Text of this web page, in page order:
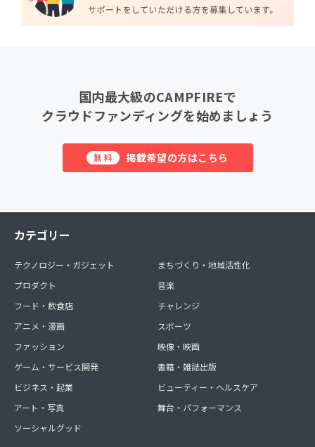
国内最大級のCAMPFIREで
クラウドファンディングを始めましょう
無料 掲載希望の方はこちら
カテゴリー
テクノロジー・ガジェット
プロダクト
フード・飲食店
アニメ・漫画
ファッション
ゲーム・サービス開発
ビジネス・起業
アート・写真
ソーシャルグッド
まちづくり・地域活性化
音楽
チャレンジ
スポーツ
映像・映画
書籍・雑誌出版
ビューティー・ヘルスケア
舞台・パフォーマンス